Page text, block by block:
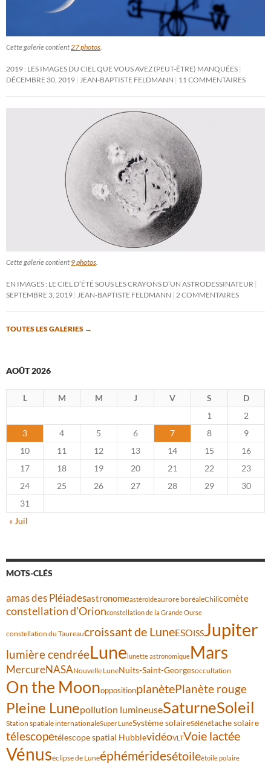
Cette galerie contient 27 photos
2019 : LES IMAGES DU CIEL QUE VOUS AVEZ (PEUT-ÊTRE) MANQUÉES
DÉCEMBRE 30, 2019
JEAN-BAPTISTE FELDMANN 11 COMMENTAIRES
Cette galerie contient 9 photos
EN IMAGES : LE CIEL D’ÉTÉ SOUS LES CRAYONS D’UN ASTRODESSINATEUR
SEPTEMBRE 3, 2019
JEAN-BAPTISTE FELDMANN 2 COMMENTAIRES
TOUTES LES GALERIES →
AOÛT 2026
L M M J V S
D
1
2
3
4 5 6 7 8
9
10
11 12 13 14 15
16
17
18 19 20 21 22
23
24
25 26 27 28 29
30
31
« Juil
MOTS-CLÉS
amas des Pléiadesastronomeastéroïdeaurore boréaleChilicomète
constellation d'Orionconstellation de la Grande Ourse
constellation du Taureaucroissant de LuneESOISSJupiter
lumière cendréeLunelunette astronomiqueMars
MercureNASANouvelle LuneNuits-Saint-Georgesoccultation
On the MoonoppositionplanètePlanète rouge
Pleine Lunepollution lumineuseSaturneSoleil
Station spatiale internationaleSuper LuneSystème solaireSélénétache solaire
télescopetélescope spatial HubblevidéoVLTVoie lactée
Vénuséclipse de Luneéphéméridesétoileétoile polaire